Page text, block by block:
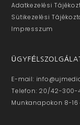
Adatkezelési
Sütikezelési
Impresszum
E-mail:
Telefon: 20/42-300-
Munkanapokon 8-16